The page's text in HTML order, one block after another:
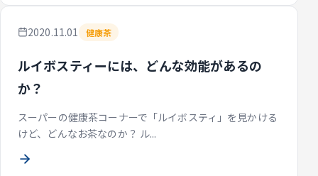
2020.11.01 健康茶
ルイボスティーには、どんな効能があるの
か？
スーパーの健康茶コーナーで「ルイボスティ」を見かける
けど、どんなお茶なのか？ ル...